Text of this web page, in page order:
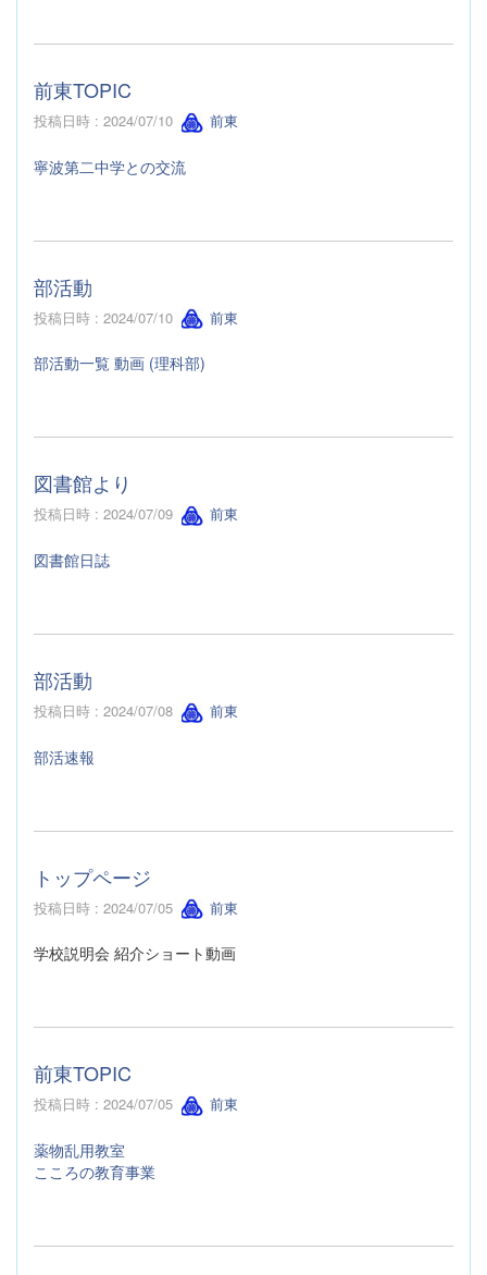
前東TOPIC
投稿日時 : 2024/07/10 前東
寧波第二中学との交流
部活動
投稿日時 : 2024/07/10 前東
部活動一覧 動画 (理科部)
図書館より
投稿日時 : 2024/07/09 前東
図書館日誌
部活動
投稿日時 : 2024/07/08 前東
部活速報
トップページ
投稿日時 : 2024/07/05 前東
学校説明会 紹介ショート動画
前東TOPIC
投稿日時 : 2024/07/05 前東
薬物乱用教室
こころの教育事業